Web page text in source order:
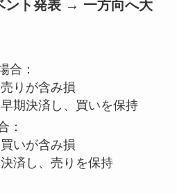
ント発表 → 一方向へ大
合：
りが含み損
期決済し、買いを保持
：
いが含み損
済し、売りを保持